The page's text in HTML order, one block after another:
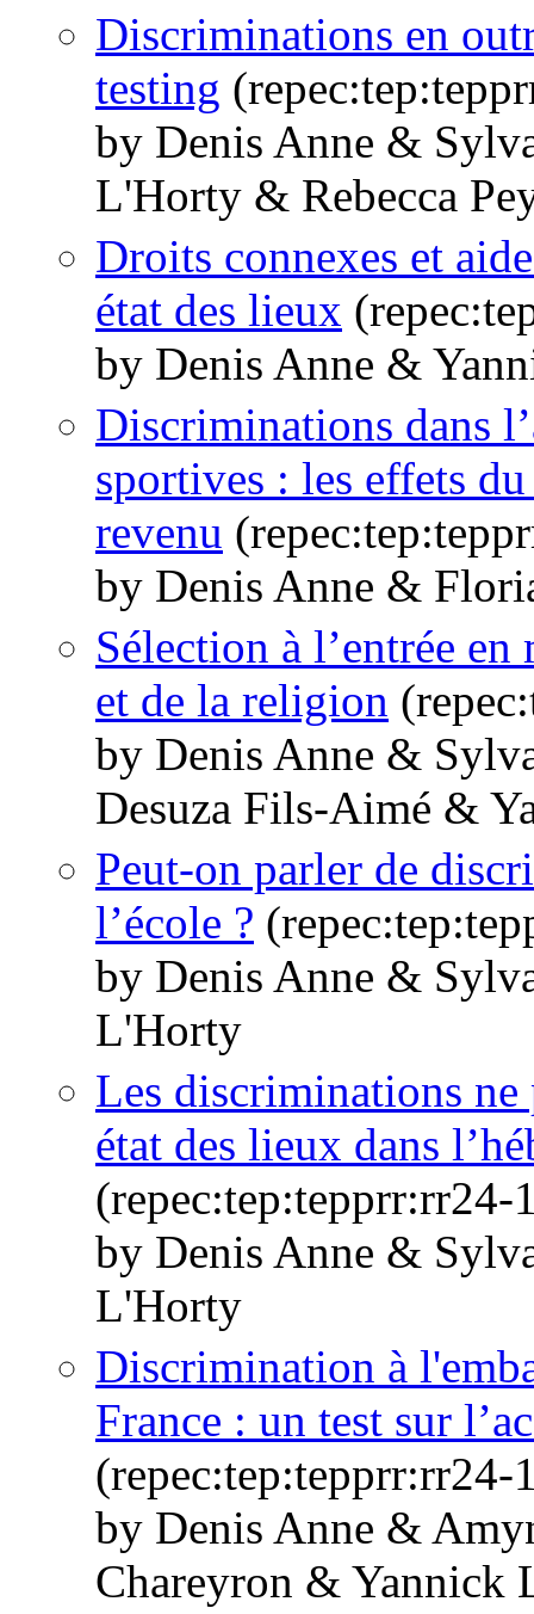
Discriminations en
testing
by Denis Anne &
L'Horty & Rebecca
Droits connexes et
état des lieux
by Denis Anne &
Discriminations dans
sportives : les effets
revenu
by Denis Anne &
Sélection à l’entrée
et de la religion
by Denis Anne &
Desuza Fils-Aimé &
Peut-on parler de
l’école ?
by Denis Anne &
L'Horty
Les discriminations ne
état des lieux dans
(repec:tep:tepprr:rr24-
by Denis Anne &
L'Horty
Discrimination à
France : un test sur
(repec:tep:tepprr:rr24-
by Denis Anne &
Chareyron & Yannick